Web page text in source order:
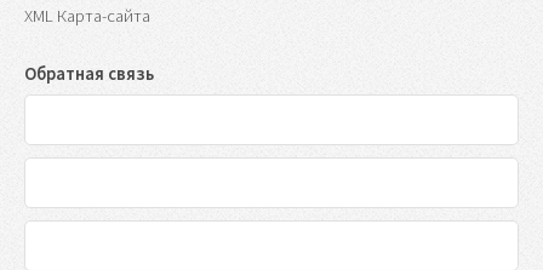
XML Карта-сайта
Обратная связь